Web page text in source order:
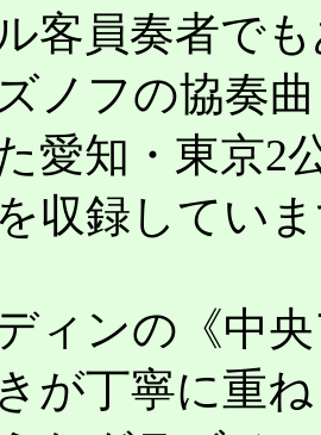
客員奏者で
ノフの協奏
愛知・東京2
収録してい
ィンの《中
が丁寧に重